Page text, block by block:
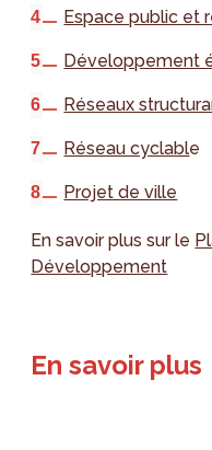
Espace public et
Développement
Réseaux
Réseau cyclable
Projet de ville
En savoir plus sur le
Développement
En savoir plus